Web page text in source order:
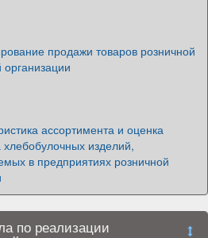
продажи товаров розничной
организации
ассортимента и оценка
хлебобулочных изделий,
в предприятиях розничной
по реализации